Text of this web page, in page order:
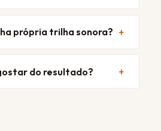
própria trilha sonora?
do resultado?